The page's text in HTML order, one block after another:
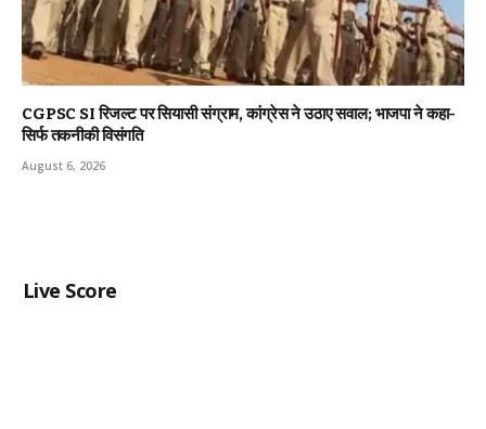
CGPSC SI रिजल्ट पर सियासी संग्राम, कांग्रेस ने उठाए सवाल; भाजपा ने कहा-
सिर्फ तकनीकी विसंगति
August 6, 2026
Live Score